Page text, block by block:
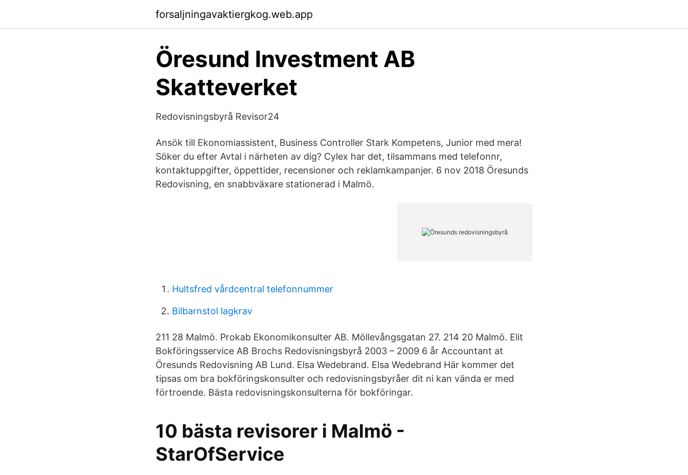
forsaljningavaktiergkog.web.app
Öresund Investment AB
Skatteverket
Redovisningsbyrå Revisor24
Ansök till Ekonomiassistent, Business Controller Stark Kompetens, Junior med mera!
Söker du efter Avtal i närheten av dig? Cylex har det, tilsammans med telefonnr,
kontaktuppgifter, öppettider, recensioner och reklamkampanjer. 6 nov 2018 Öresunds
Redovisning, en snabbväxare stationerad i Malmö.
Hultsfred vårdcentral telefonnummer
Bilbarnstol lagkrav
211 28 Malmö. Prokab Ekonomikonsulter AB. Möllevångsgatan 27. 214 20 Malmö. Elit
Bokföringsservice AB Brochs Redovisningsbyrå 2003 – 2009 6 år Accountant at
Öresunds Redovisning AB Lund. Elsa Wedebrand. Elsa Wedebrand Här kommer det
tipsas om bra bokföringskonsulter och redovisningsbyråer dit ni kan vända er med
förtroende. Bästa redovisningskonsulterna för bokföringar.
10 bästa revisorer i Malmö -
StarOfService